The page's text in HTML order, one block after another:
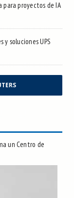
para proyectos de IA
soluciones UPS
un Centro de